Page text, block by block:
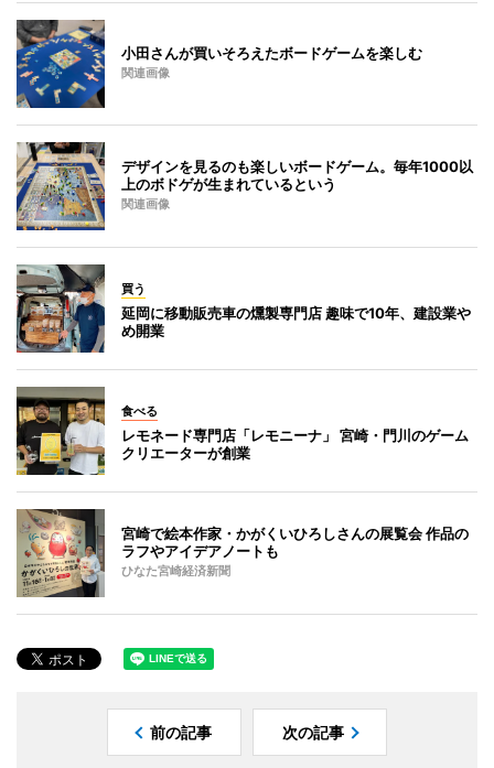
小田さんが買いそろえたボードゲームを楽しむ
関連画像
デザインを見るのも楽しいボードゲーム。毎年1000以
上のボドゲが生まれているという
関連画像
買う
延岡に移動販売車の燻製専門店 趣味で10年、建設業や
め開業
食べる
レモネード専門店「レモニーナ」 宮崎・門川のゲーム
クリエーターが創業
宮崎で絵本作家・かがくいひろしさんの展覧会 作品の
ラフやアイデアノートも
ひなた宮崎経済新聞
前の記事 次の記事